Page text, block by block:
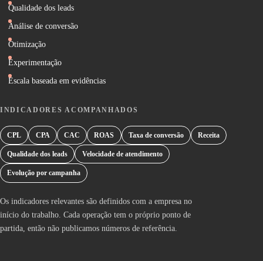
Qualidade dos leads
Análise de conversão
Otimização
Experimentação
Escala baseada em evidências
INDICADORES ACOMPANHADOS
CPL CPA CAC ROAS Taxa de conversão Receita
Qualidade dos leads Velocidade de atendimento
Evolução por campanha
Os indicadores relevantes são definidos com a empresa no
início do trabalho. Cada operação tem o próprio ponto de
partida, então não publicamos números de referência.